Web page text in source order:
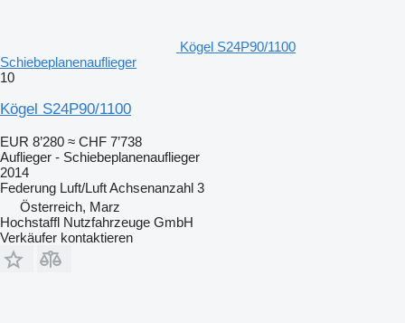
Kögel S24P90/1100
Schiebeplanenauflieger
10
Kögel S24P90/1100
EUR 8’280 ≈ CHF 7’738
Auflieger - Schiebeplanenauflieger
2014
Federung Luft/LuftAchsenanzahl 3
Österreich, Marz
Hochstaffl Nutzfahrzeuge GmbH
Verkäufer kontaktieren